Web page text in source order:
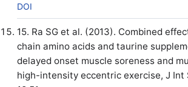
DOI
15. Ra SG et al. (2013). Combined
chain amino acids and taurine
delayed onset muscle soreness and
high-intensity eccentric exercise, J Int